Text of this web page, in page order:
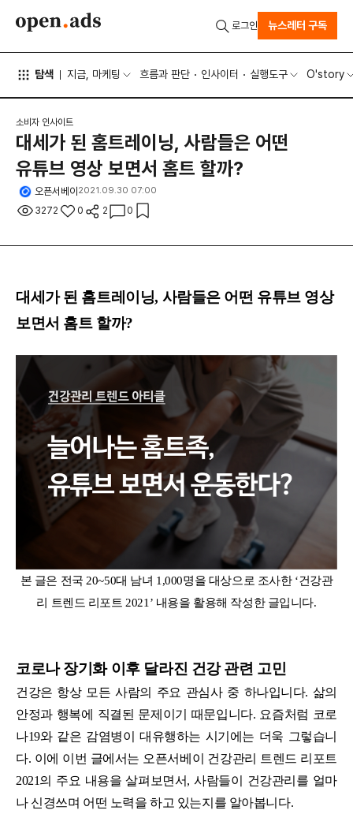
탐색 지금, 마케팅 흐름과 판단 인사이터 실행도구 O'story
로그인 뉴스레터 구독
소비자 인사이트
대세가 된 홈트레이닝, 사람들은 어떤
유튜브 영상 보면서 홈트 할까?
오픈서베이 2021.09.30 07:00
3272 0 2 0
대세가 된 홈트레이닝, 사람들은 어떤 유튜브 영상
보면서 홈트 할까?
본 글은 전국 20~50대 남녀 1,000명을 대상으로 조사한 ‘건강관
리 트렌드 리포트 2021’ 내용을 활용해 작성한 글입니다.
코로나 장기화 이후 달라진 건강 관련 고민
건강은 항상 모든 사람의 주요 관심사 중 하나입니다. 삶의
안정과 행복에 직결된 문제이기 때문입니다. 요즘처럼 코로
나19와 같은 감염병이 대유행하는 시기에는 더욱 그렇습니
다. 이에 이번 글에서는 오픈서베이 건강관리 트렌드 리포트
2021의 주요 내용을 살펴보면서, 사람들이 건강관리를 얼마
나 신경쓰며 어떤 노력을 하고 있는지를 알아봅니다.